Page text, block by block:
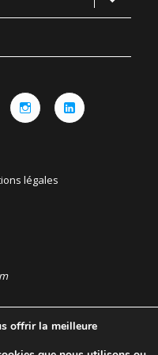
le
sous-
légales
18h
19h
offrir la meilleure